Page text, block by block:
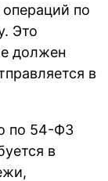
по
Это
должен
в
по 54-ФЗ
в